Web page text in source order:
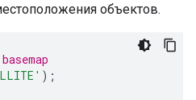
объектов.
);